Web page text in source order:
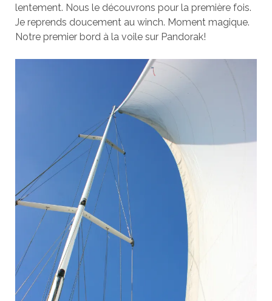
lentement. Nous le découvrons pour la première fois.
Je reprends doucement au winch. Moment magique.
Notre premier bord à la voile sur Pandorak!